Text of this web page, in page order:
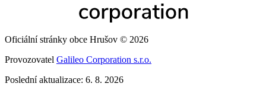
Oficiální stránky obce Hrušov © 2026
Provozovatel Galileo Corporation s.r.o.
Poslední aktualizace: 6. 8. 2026